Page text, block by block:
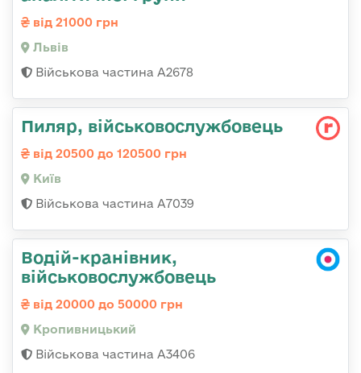
від 21000 грн
Львів
Військова частина А2678
Пиляр, військовослужбовець
від 20500 до 120500 грн
Київ
Військова частина А7039
Водій-кранівник,
військовослужбовець
від 20000 до 50000 грн
Кропивницький
Військова частина А3406